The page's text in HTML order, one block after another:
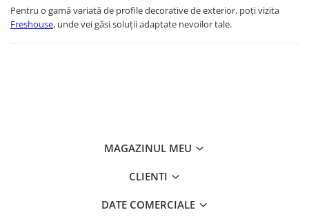
Pentru o gamă variată de profile decorative de exterior, poți vizita
Freshouse, unde vei găsi soluții adaptate nevoilor tale.
MAGAZINUL MEU
CLIENTI
DATE COMERCIALE